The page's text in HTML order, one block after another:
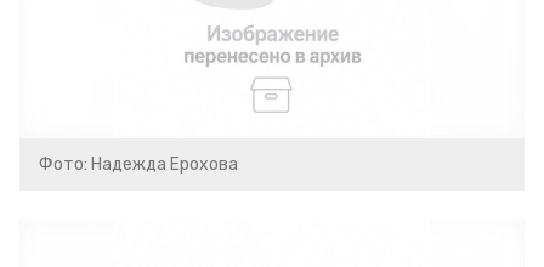
Фото: Надежда Ерохова